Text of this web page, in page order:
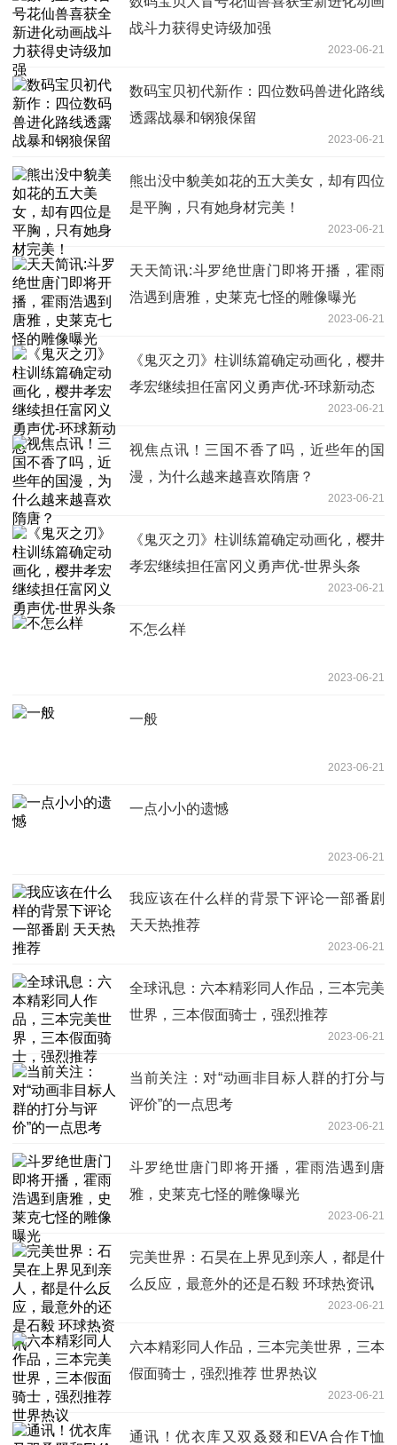
战斗力获得史诗级加强
2023-06-21
数码宝贝初代新作：四位数码兽进化路线
透露战暴和钢狼保留
2023-06-21
熊出没中貌美如花的五大美女，却有四位
是平胸，只有她身材完美！
2023-06-21
天天简讯:斗罗绝世唐门即将开播，霍雨
浩遇到唐雅，史莱克七怪的雕像曝光
2023-06-21
《鬼灭之刃》柱训练篇确定动画化，樱井
孝宏继续担任富冈义勇声优-环球新动态
2023-06-21
视焦点讯！三国不香了吗，近些年的国
漫，为什么越来越喜欢隋唐？
2023-06-21
《鬼灭之刃》柱训练篇确定动画化，樱井
孝宏继续担任富冈义勇声优-世界头条
2023-06-21
不怎么样
2023-06-21
一般
2023-06-21
一点小小的遗憾
2023-06-21
我应该在什么样的背景下评论一部番剧
天天热推荐
2023-06-21
全球讯息：六本精彩同人作品，三本完美
世界，三本假面骑士，强烈推荐
2023-06-21
当前关注：对“动画非目标人群的打分与
评价”的一点思考
2023-06-21
斗罗绝世唐门即将开播，霍雨浩遇到唐
雅，史莱克七怪的雕像曝光
2023-06-21
完美世界：石昊在上界见到亲人，都是什
么反应，最意外的还是石毅 环球热资讯
2023-06-21
六本精彩同人作品，三本完美世界，三本
假面骑士，强烈推荐 世界热议
2023-06-21
通讯！优衣库又双叒叕和EVA合作T恤